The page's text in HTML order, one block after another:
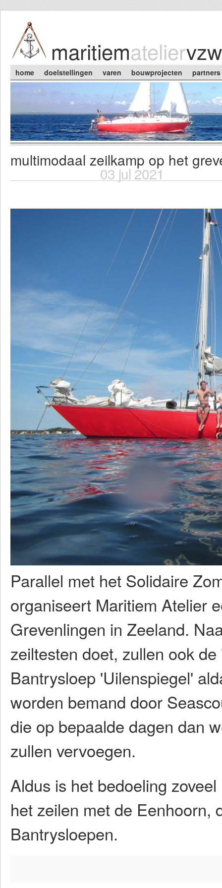
maritiemateliervzw
Main menu
home doelstellingen varen bouwprojecten partners
You are here
multimodaal zeilkamp op het
03 jul 2021
Parallel met het Solidaire
organiseert Maritiem Atelier
Grevenlingen in Zeeland.
zeiltesten doet, zullen ook
Bantrysloep 'Uilenspiegel'
worden bemand door
die op bepaalde dagen dan
zullen vervoegen.
Aldus is het bedoeling
het zeilen met de Eenhoorn,
Bantrysloepen.